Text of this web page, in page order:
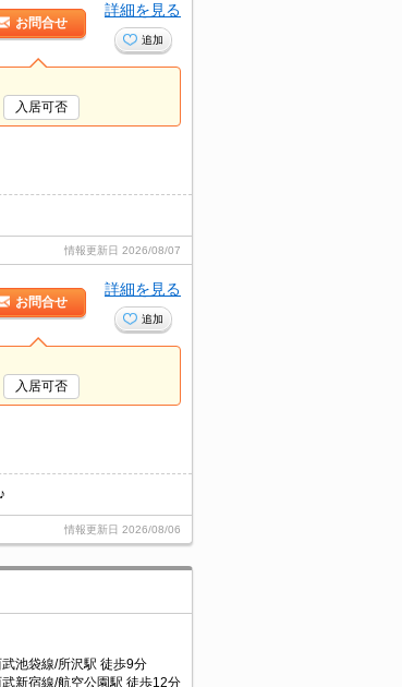
お問合せ
詳細を見る
追加
入居可否
情報更新日 2026/08/07
お問合せ
詳細を見る
追加
入居可否
情報更新日 2026/08/06
武池袋線/所沢駅 徒歩9分
武新宿線/航空公園駅 徒歩12分